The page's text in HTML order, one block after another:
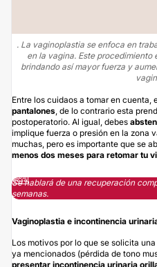
. La vaginoplastia se enfoca en
en la vagina. Este
brindando así mayor fuerza y
Entre los cuidaos a tomar en cuenta,
pantalones, de lo contrario esta
postoperatorio. Al igual, debes
implique fuerza o presión en la zona
muchas, pero es importante que se
menos dos meses para retomar tu
Se hablará de una recuperación
semanas.
Vaginoplastia e incontinencia
Los motivos por lo que se solicita
ya mencionados (pérdida de tono
presentar incontinencia urinaria